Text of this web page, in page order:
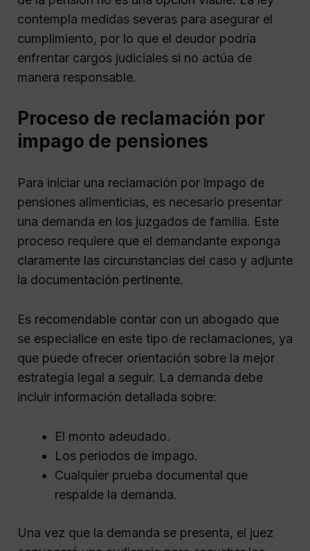
contempla medidas severas para asegurar el
cumplimiento, por lo que el deudor podría
enfrentar cargos judiciales si no actúa de
manera responsable.
Proceso de reclamación por
impago de pensiones
Para iniciar una reclamación por impago de
pensiones alimenticias, es necesario presentar
una demanda en los juzgados de familia. Este
proceso requiere que el demandante exponga
claramente las circunstancias del caso y adjunte
la documentación pertinente.
Es recomendable contar con un abogado que
se especialice en este tipo de reclamaciones, ya
que puede ofrecer orientación sobre la mejor
estrategia legal a seguir. La demanda debe
incluir información detallada sobre:
El monto adeudado.
Los periodos de impago.
Cualquier prueba documental que
respalde la demanda.
Una vez que la demanda se presenta, el juez